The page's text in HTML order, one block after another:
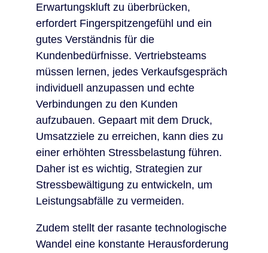
Erwartungskluft zu überbrücken,
erfordert Fingerspitzengefühl und ein
gutes Verständnis für die
Kundenbedürfnisse. Vertriebsteams
müssen lernen, jedes Verkaufsgespräch
individuell anzupassen und echte
Verbindungen zu den Kunden
aufzubauen. Gepaart mit dem Druck,
Umsatzziele zu erreichen, kann dies zu
einer erhöhten Stressbelastung führen.
Daher ist es wichtig, Strategien zur
Stressbewältigung zu entwickeln, um
Leistungsabfälle zu vermeiden.
Zudem stellt der rasante technologische
Wandel eine konstante Herausforderung